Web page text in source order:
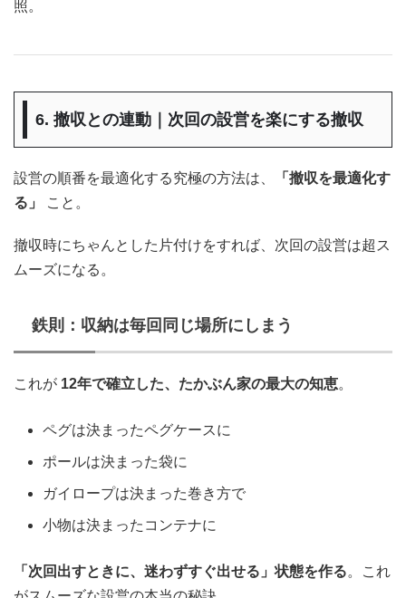
照。
6. 撤収との連動｜次回の設営を楽にする撤収
設営の順番を最適化する究極の方法は、
「撤収を最適化す
る」
こと。
撤収時にちゃんとした片付けをすれば、次回の設営は超ス
ムーズになる。
鉄則：収納は毎回同じ場所にしまう
これが 12年で確立した、たかぶん家の最大の知恵。
ペグは決まったペグケースに
ポールは決まった袋に
ガイロープは決まった巻き方で
小物は決まったコンテナに
「次回出すときに、迷わずすぐ出せる」状態を作る。これ